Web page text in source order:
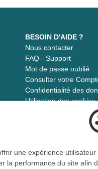
BESOIN D'AIDE ?
Nous contacter
FAQ - Support
Mot de passe oublié
Consulter votre
Confidentialité des
Utilisation des cookies
une expérience utilisateur
la performance du site afin